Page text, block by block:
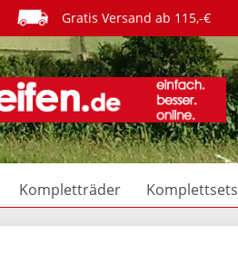
Gratis Versand ab 115,-€
Kompletträder Komplettsets